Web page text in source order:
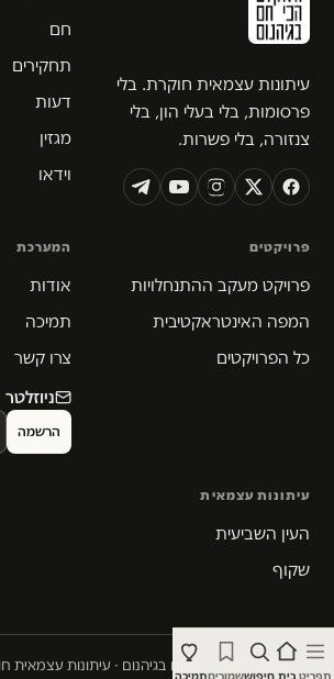
עיתונות עצמאית חוקרת. בלי
פרסומות, בלי בעלי הון, בלי
צנזורה, בלי פשרות.
חם
תחקירים
דעות
מגזין
וידאו
פרויקטים
פרויקט מעקב ההתנחלויות
המפה האינטראקטיבית
כל הפרויקטים
המערכת
אודות
תמיכה
צרו קשר
ניוזלטר
עיתונות עצמאית
העין השביעית
שקוף
© 2026 המקום הכי חם בגיהנום · עיתונות עצמאית חוקרת